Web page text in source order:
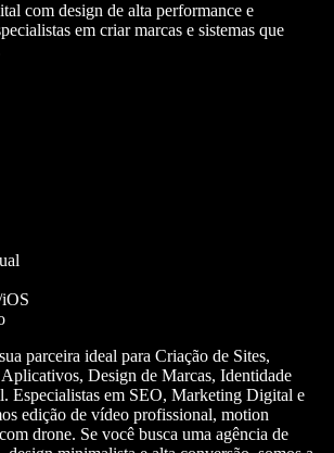
com design de alta performance e
em criar marcas e sistemas que
parceira ideal para Criação de Sites,
Design de Marcas, Identidade
Especialistas em SEO, Marketing Digital e
edição de vídeo profissional, motion
drone. Se você busca uma agência de